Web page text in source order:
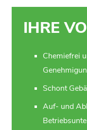
IHRE
Chemiefrei
Schont
Auf- und